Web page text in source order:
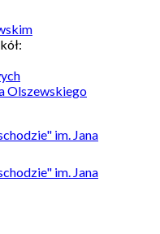
Olszewskiego